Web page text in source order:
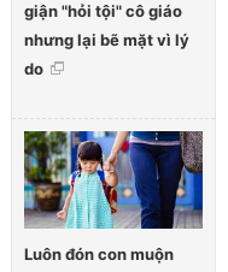
giận "hỏi tội" cô giáo
nhưng lại bẽ mặt vì lý
do
Luôn đón con muộn